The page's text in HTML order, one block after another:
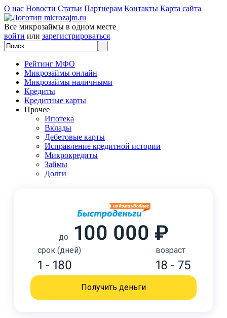
О нас Новости Статьи Партнерам Контакты Карта сайта
Все микрозаймы в одном месте
войти или зарегистрироваться
Рейтинг МФО
Микрозаймы онлайн
Микрозаймы наличными
Кредиты
Кредитные карты
Прочее
Ипотека
Вклады
Дебетовые карты
Исправление кредитной истории
Микрокредиты
Займы
Долги
до 100 000 ₽
срок (дней)
1 - 180
возраст
18 - 75
Получить деньги